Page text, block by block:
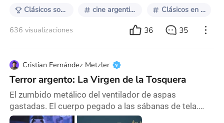
Clásicos sobrevalorados cine argentino Clásicos en el cine
636 visualizaciones 36 35
Cristian Fernández Metzler
Terror argento: La Virgen de la Tosquera
El zumbido metálico del ventilador de aspas
gastadas. El cuerpo pegado a las sábanas de tela.
Los sapos que croan en los pastizales del fondo. La